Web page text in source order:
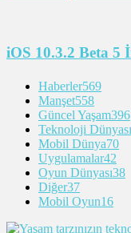
iOS 10.3.2 Beta
Haberler569
Manşet558
Güncel Yaşam396
Teknoloji Dünyası
Mobil Dünya70
Uygulamalar42
Oyun Dünyası38
Diğer37
Mobil Oyun16